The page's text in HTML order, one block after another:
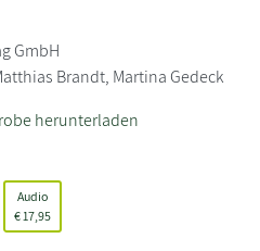
GmbH
Brandt, Martina Gedeck
herunterladen
Audio
€17,95